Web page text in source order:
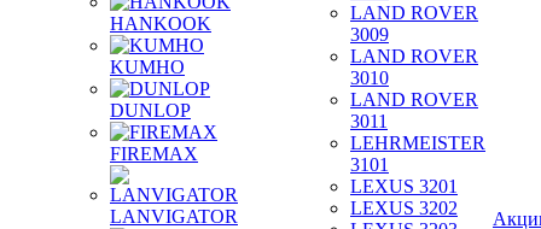
HANKOOK
KUMHO
DUNLOP
FIREMAX
LANVIGATOR
LAND ROVER
3009
LAND ROVER
3010
LAND ROVER
3011
LEHRMEISTER
3101
LEXUS 3201
LEXUS 3202